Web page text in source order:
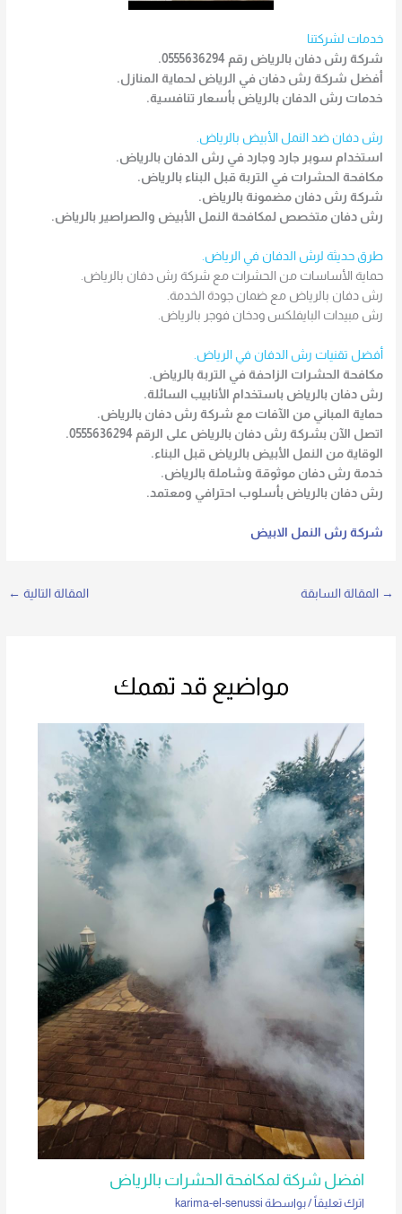
خدمات لشركتنا
شركة رش دفان بالرياض رقم 0555636294.
أفضل شركة رش دفان في الرياض لحماية المنازل.
خدمات رش الدفان بالرياض بأسعار تنافسية.
رش دفان ضد النمل الأبيض بالرياض.
استخدام سوبر جارد وجارد في رش الدفان بالرياض.
مكافحة الحشرات في التربة قبل البناء بالرياض.
شركة رش دفان مضمونة بالرياض.
رش دفان متخصص لمكافحة النمل الأبيض والصراصير بالرياض.
طرق حديثة لرش الدفان في الرياض.
حماية الأساسات من الحشرات مع شركة رش دفان بالرياض.
رش دفان بالرياض مع ضمان جودة الخدمة.
رش مبيدات البايفلكس ودخان فوجر بالرياض.
أفضل تقنيات رش الدفان في الرياض.
مكافحة الحشرات الزاحفة في التربة بالرياض.
رش دفان بالرياض باستخدام الأنابيب السائلة.
حماية المباني من الآفات مع شركة رش دفان بالرياض.
اتصل الآن بشركة رش دفان بالرياض على الرقم 0555636294.
الوقاية من النمل الأبيض بالرياض قبل البناء.
خدمة رش دفان موثوقة وشاملة بالرياض.
رش دفان بالرياض بأسلوب احترافي ومعتمد.
شركة رش النمل الابيض
→ المقالة السابقة المقالة التالية ←
مواضيع قد تهمك
افضل شركة لمكافحة الحشرات بالرياض
اترك تعليقاً/ بواسطة karima-el-senussi